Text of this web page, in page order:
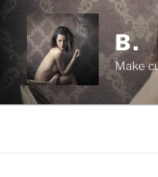
Salta
contenuto
B.
Make